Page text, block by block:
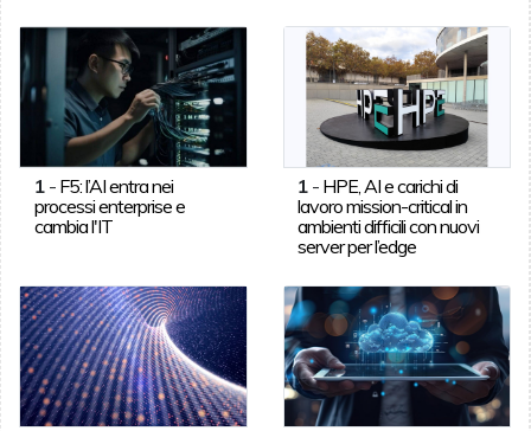
1- F5: l’AI entra nei
processi enterprise e
cambia l'IT
1 - HPE, AI e carichi di
lavoro mission-critical in
ambienti difficili con nuovi
server per l’edge